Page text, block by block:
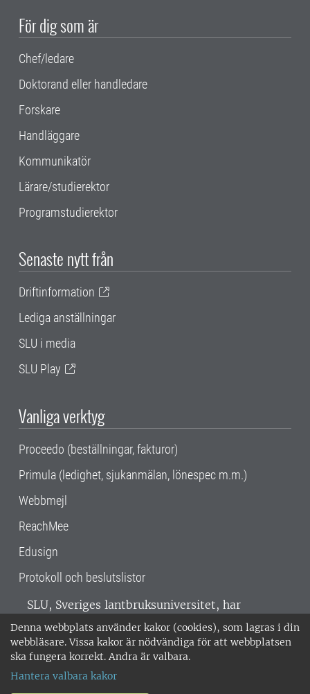
Denna webbplats använder kakor (cookies), som lagras i din
webbläsare. Vissa kakor är nödvändiga för att webbplatsen
ska fungera korrekt. Andra är valbara.
Hantera valbara kakor
För dig som är
Chef/ledare
Doktorand eller handledare
Forskare
Handläggare
Kommunikatör
Lärare/studierektor
Programstudierektor
Senaste nytt från
Driftinformation
Lediga anställningar
SLU i media
SLU Play
Vanliga verktyg
Proceedo (beställningar, fakturor)
Primula (ledighet, sjukanmälan, lönespec m.m.)
Webbmejl
ReachMee
Edusign
Protokoll och beslutslistor
SLU, Sveriges lantbruksuniversitet, har
verksamhet över hela Sverige. Huvudorter är
Alnarp, Uppsala och Umeå.SLU är
miljöcertifierat enligt ISO 14001. •
018-67 10 00 • Org nr: 202100-2817 •